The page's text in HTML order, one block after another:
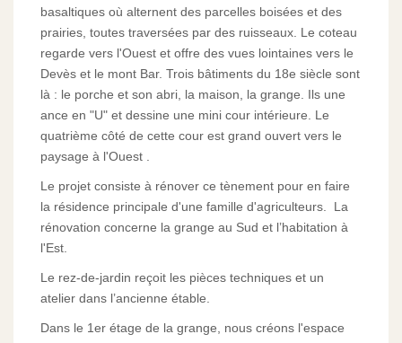
basaltiques où alternent des parcelles boisées et des
prairies, toutes traversées par des ruisseaux. Le coteau
regarde vers l'Ouest et offre des vues lointaines vers le
Devès et le mont Bar. Trois bâtiments du 18e siècle sont
là : le porche et son abri, la maison, la grange. Ils une
ance en "U" et dessine une mini cour intérieure. Le
quatrième côté de cette cour est grand ouvert vers le
paysage à l'Ouest .
Le projet consiste à rénover ce tènement pour en faire
la résidence principale d'une famille d'agriculteurs. La
rénovation concerne la grange au Sud et l’habitation à
l'Est.
Le rez-de-jardin reçoit les pièces techniques et un
atelier dans l’ancienne étable.
Dans le 1er étage de la grange, nous créons l'espace